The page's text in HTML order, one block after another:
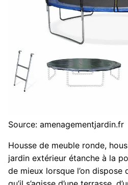
Source: amenagementjardin.fr
Housse de meuble ronde,
jardin extérieur étanche à la
de mieux lorsque l’on dispose